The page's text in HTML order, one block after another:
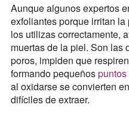
Aunque algunos expertos
exfoliantes porque irritan
los utilizas correctamente,
muertas de la piel. Son las
poros, impiden que
formando pequeños
al oxidarse se convierten
difíciles de extraer.